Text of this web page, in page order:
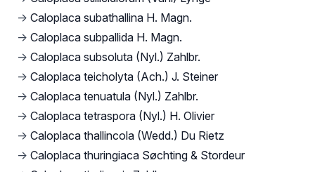
→ Caloplaca subathallina H. Magn.
→ Caloplaca subpallida H. Magn.
→ Caloplaca subsoluta (Nyl.) Zahlbr.
→ Caloplaca teicholyta (Ach.) J. Steiner
→ Caloplaca tenuatula (Nyl.) Zahlbr.
→ Caloplaca tetraspora (Nyl.) H. Olivier
→ Caloplaca thallincola (Wedd.) Du Rietz
→ Caloplaca thuringiaca Søchting & Stordeur